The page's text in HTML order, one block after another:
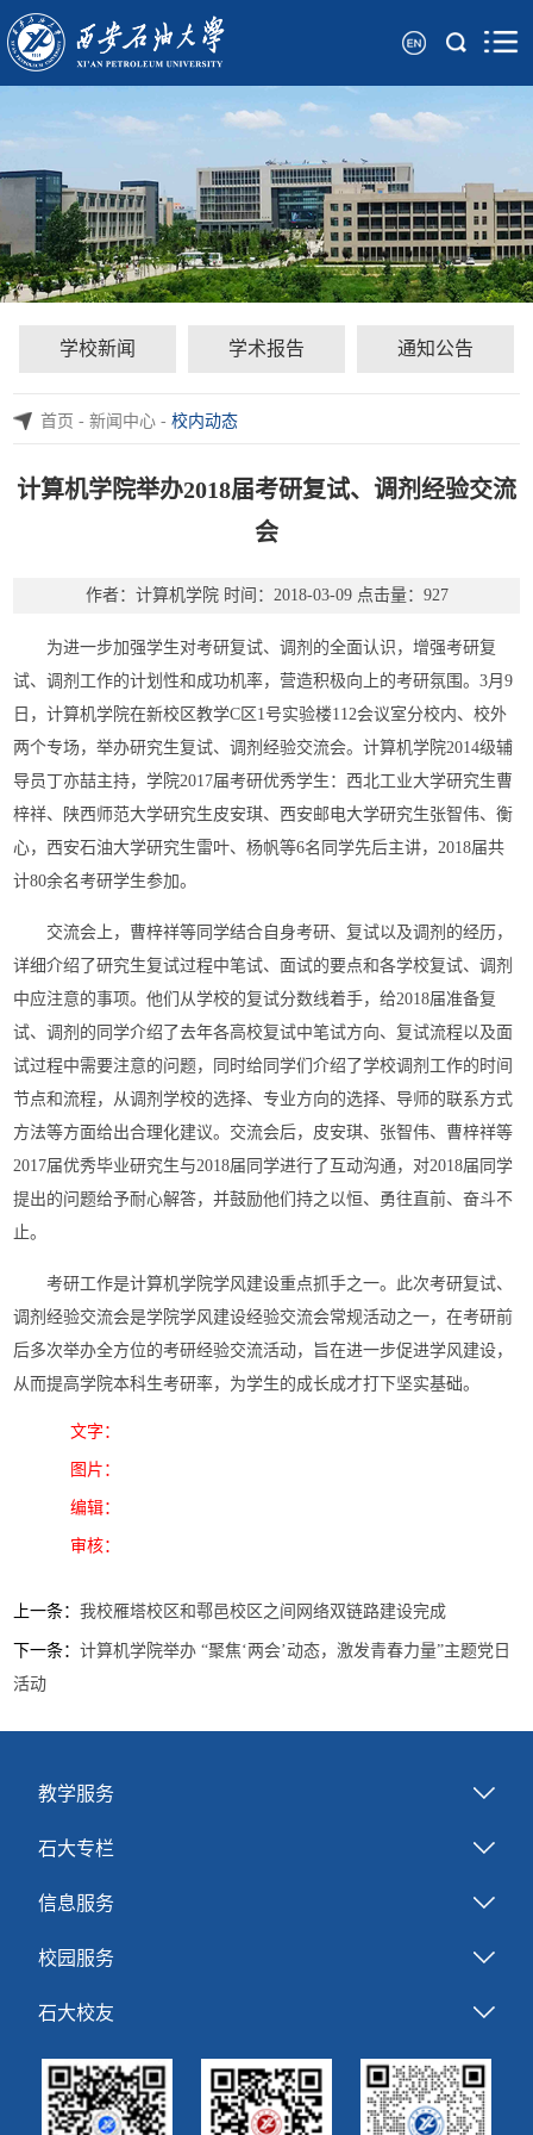
学校新闻 学术报告 通知公告
首页-新闻中心-校内动态
计算机学院举办2018届考研复试、调剂经验交流
会
作者：计算机学院 时间：2018-03-09 点击量： 927
为进一步加强学生对考研复试、调剂的全面认识，增强考研复
试、调剂工作的计划性和成功机率，营造积极向上的考研氛围。3月9
日，计算机学院在新校区教学C区1号实验楼112会议室分校内、校外
两个专场，举办研究生复试、调剂经验交流会。计算机学院2014级辅
导员丁亦喆主持，学院2017届考研优秀学生：西北工业大学研究生曹
梓祥、陕西师范大学研究生皮安琪、西安邮电大学研究生张智伟、衡
心，西安石油大学研究生雷叶、杨帆等6名同学先后主讲，2018届共
计80余名考研学生参加。
交流会上，曹梓祥等同学结合自身考研、复试以及调剂的经历，
详细介绍了研究生复试过程中笔试、面试的要点和各学校复试、调剂
中应注意的事项。他们从学校的复试分数线着手，给2018届准备复
试、调剂的同学介绍了去年各高校复试中笔试方向、复试流程以及面
试过程中需要注意的问题，同时给同学们介绍了学校调剂工作的时间
节点和流程，从调剂学校的选择、专业方向的选择、导师的联系方式
方法等方面给出合理化建议。交流会后，皮安琪、张智伟、曹梓祥等
2017届优秀毕业研究生与2018届同学进行了互动沟通，对2018届同学
提出的问题给予耐心解答，并鼓励他们持之以恒、勇往直前、奋斗不
止。
考研工作是计算机学院学风建设重点抓手之一。此次考研复试、
调剂经验交流会是学院学风建设经验交流会常规活动之一，在考研前
后多次举办全方位的考研经验交流活动，旨在进一步促进学风建设，
从而提高学院本科生考研率，为学生的成长成才打下坚实基础。
文字：
图片：
编辑：
审核：
上一条：我校雁塔校区和鄠邑校区之间网络双链路建设完成
下一条：计算机学院举办 “聚焦‘两会’动态，激发青春力量”主题党日
活动
教学服务
石大专栏
信息服务
校园服务
石大校友